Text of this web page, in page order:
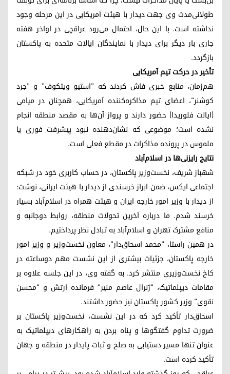
طولانی‌مدت وی جهت دیدار با هیئت آمریکایی در این مرحله وجود
نداشته است. با این حال، احتمال می‌رود عراقچی در اواخر هفته
جاری بار دیگر برای دیدار با نمایندگان ایالات متحده به پاکستان
بازگردد.
تأخیر در حرکت تیم آمریکایی
هم‌زمان، منابع خبری فاش کردند که "استیو ویتکوف" و "جرد
کوشنر"، اعضای تیم مذاکره‌کننده آمریکایی، همچنان در میامی
(ایالت فلوریدا) حضور دارند و پرواز آن‌ها به مقصد منطقه انجام
نشده است؛ موضوعی که نشان‌دهنده نبود پیشرفت فوری یا
ملموس در پرونده مذاکرات در مقطع فعلی است.
نتایج رایزنی‌ها در اسلام‌آباد
شهباز شریف، نخست‌وزیر پاکستان، در حساب کاربری خود در شبکه
اجتماعی ایکس، ضمن ابراز خرسندی از دیدار با هیئت ایرانی، نوشت:
از دیدار با وزیر امور خارجه ایران و هیئت همراه در اسلام‌آباد بسیار
خرسند شدم. ما درباره آخرین تحولات منطقه، روابط دوجانبه و
منافع مشترک تهران و اسلام‌آباد به تبادل نظر پرداختیم.
در همین راستا، "محمد اسحاق‌دار"، معاون نخست‌وزیر و وزیر امور
خارجه پاکستان، جزئیات بیشتری از این نشست مهم دو‌ساعته در
کاخ نخست‌وزیری منتشر کرد. به گفته وی، در این جلسه علاوه بر
مقامات دیپلماتیک، "ژنرال عاصم منیر" فرمانده ارتش و "محسن
نقوی" وزیر کشور پاکستان نیز حضور داشتند.
اسحاق‌دار تأکید کرد که در این نشست، نخست‌وزیر پاکستان بر
ضرورت تداوم گفتگوها و پناه بردن به راهکارهای دیپلماتیک به
عنوان تنها مسیر دستیابی به صلح و ثبات پایدار در منطقه و جهان
تأکید کرده است.